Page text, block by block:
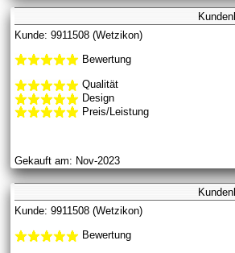
Kunde: 9911508 (Wetzikon)
Bewertung
Qualität
Design
Preis/Leistung
Gekauft am: Nov-2023
Kunde: 9911508 (Wetzikon)
Bewertung